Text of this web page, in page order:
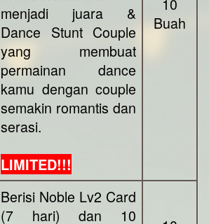
menjadi juara &
Dance Stunt Couple
yang membuat
permainan dance
kamu dengan couple
semakin romantis dan
serasi.
LIMITED!!!
Buah
Berisi Noble Lv2 Card
(7 hari) dan 10